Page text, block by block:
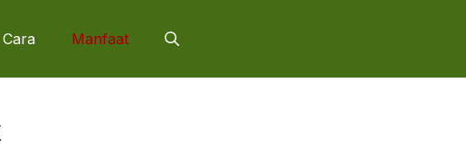
Cara Manfaat